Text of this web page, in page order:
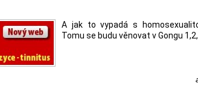
A jak to vypadá s
Tomu se budu věnovat v Gongu